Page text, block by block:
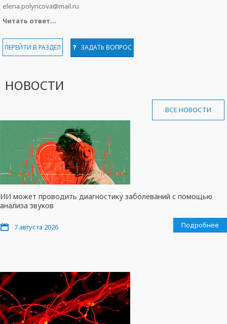
elena.polyncova@mail.ru
Читать ответ...
ПЕРЕЙТИ В РАЗДЕЛ ЗАДАТЬ ВОПРОС
НОВОСТИ
ВСЕ НОВОСТИ
ИИ может проводить диагностику заболеваний с помощью
анализа звуков
7 августа 2026 Подробнее